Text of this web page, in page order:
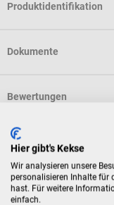
Produktidentifikation
Dokumente
Bewertungen
Kunden
HARTMANN
Hier gibt's Kekse
Wir analysieren unsere
personalisieren Inhalte für
hast. Für weitere
einfach.